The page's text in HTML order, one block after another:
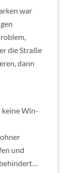
war
die Straße
dann
keine Win-
und
behindert…